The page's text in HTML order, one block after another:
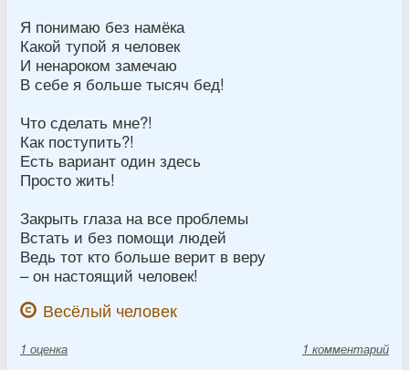
Я понимаю без намёка
Какой тупой я человек
И ненароком замечаю
В себе я больше тысяч бед!
Что сделать мне?!
Как поступить?!
Есть вариант один здесь
Просто жить!
Закрыть глаза на все проблемы
Встать и без помощи людей
Ведь тот кто больше верит в веру
– он настоящий человек!
Весёлый человек
1 оценка 1 комментарий